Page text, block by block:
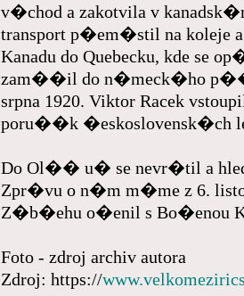
v�chod a zakotvila v
transport p�em�stil na koleje
Kanadu do Quebecku, kde se
zam��il do n�meck�ho
srpna 1920. Viktor Racek
poru��k �eskoslovensk�ch
Do Ol�� u� se nevr�til a
Zpr�vu o n�m m�me z 6.
Z�b�ehu o�enil s Bo�enou
Foto - zdroj archiv autora
Zdroj: https://